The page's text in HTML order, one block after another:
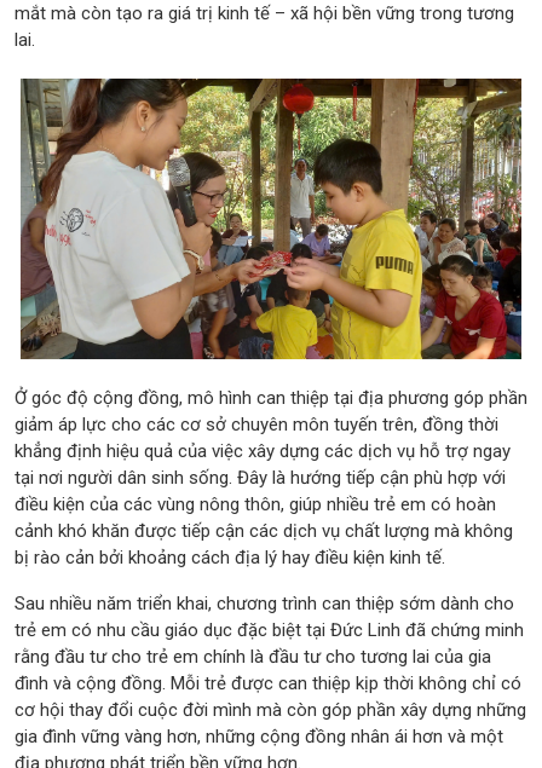
mắt mà còn tạo ra giá trị kinh tế – xã hội bền vững trong tương
lai.
Ở góc độ cộng đồng, mô hình can thiệp tại địa phương góp phần
giảm áp lực cho các cơ sở chuyên môn tuyến trên, đồng thời
khẳng định hiệu quả của việc xây dựng các dịch vụ hỗ trợ ngay
tại nơi người dân sinh sống. Đây là hướng tiếp cận phù hợp với
điều kiện của các vùng nông thôn, giúp nhiều trẻ em có hoàn
cảnh khó khăn được tiếp cận các dịch vụ chất lượng mà không
bị rào cản bởi khoảng cách địa lý hay điều kiện kinh tế.
Sau nhiều năm triển khai, chương trình can thiệp sớm dành cho
trẻ em có nhu cầu giáo dục đặc biệt tại Đức Linh đã chứng minh
rằng đầu tư cho trẻ em chính là đầu tư cho tương lai của gia
đình và cộng đồng. Mỗi trẻ được can thiệp kịp thời không chỉ có
cơ hội thay đổi cuộc đời mình mà còn góp phần xây dựng những
gia đình vững vàng hơn, những cộng đồng nhân ái hơn và một
địa phương phát triển bền vững hơn.